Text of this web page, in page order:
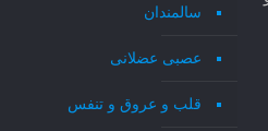
سالمندان
عصبی عضلانی
قلب و عروق و تنفس